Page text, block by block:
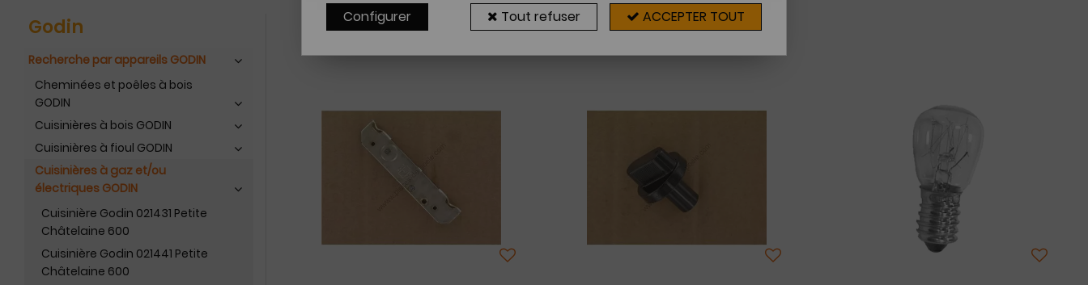
Godin
Recherche par appareils GODIN
Cheminées et poêles à bois
GODIN
Cuisinières à bois GODIN
Cuisinières à fioul GODIN
Cuisinières à gaz et/ou
électriques GODIN
Cuisinière Godin 021431 Petite
Châtelaine 600
Cuisinière Godin 021441 Petite
Châtelaine 600
30 articles sur66
Configurer Tout refuser ACCEPTER TOUT